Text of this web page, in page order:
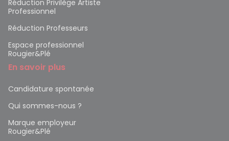
Réduction Privilège Artiste
Professionnel
Réduction Professeurs
Espace professionnel
Rougier&Plé
En savoir plus
Candidature spontanée
Qui sommes-nous ?
Marque employeur
Rougier&Plé